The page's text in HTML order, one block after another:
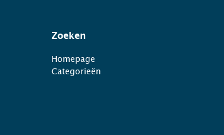
Zoeken
Homepage
Categorieën